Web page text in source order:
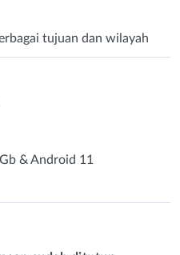
tujuan dan wilayah
& Android 11